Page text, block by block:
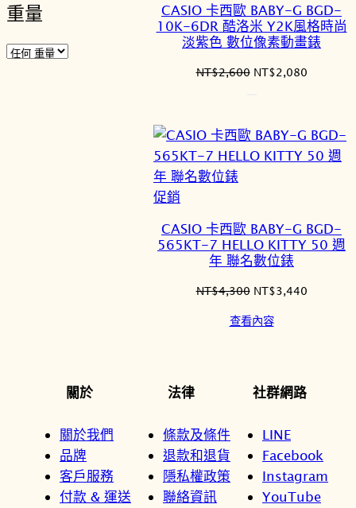
重量
商
品
CASIO 卡西歐 BABY-G BGD-
10K-6DR 酷洛米 Y2K風格時尚
淡紫色 數位像素動畫錶
NT$2,600 原
NT$2,600。
NT$2,080目
促銷
商
CASIO 卡西歐 BABY-G BGD-
565KT-7 HELLO KITTY 50 週
年 聯名數位錶
NT$4,300 原
價
NT$3,440目
查看內容
關於
關於我們
品牌
客戶服務
付款 & 運送
法律
條款及條件
退款和退貨
隱私權政策
聯絡資訊
社群網路
LINE
Facebook
Instagram
YouTube